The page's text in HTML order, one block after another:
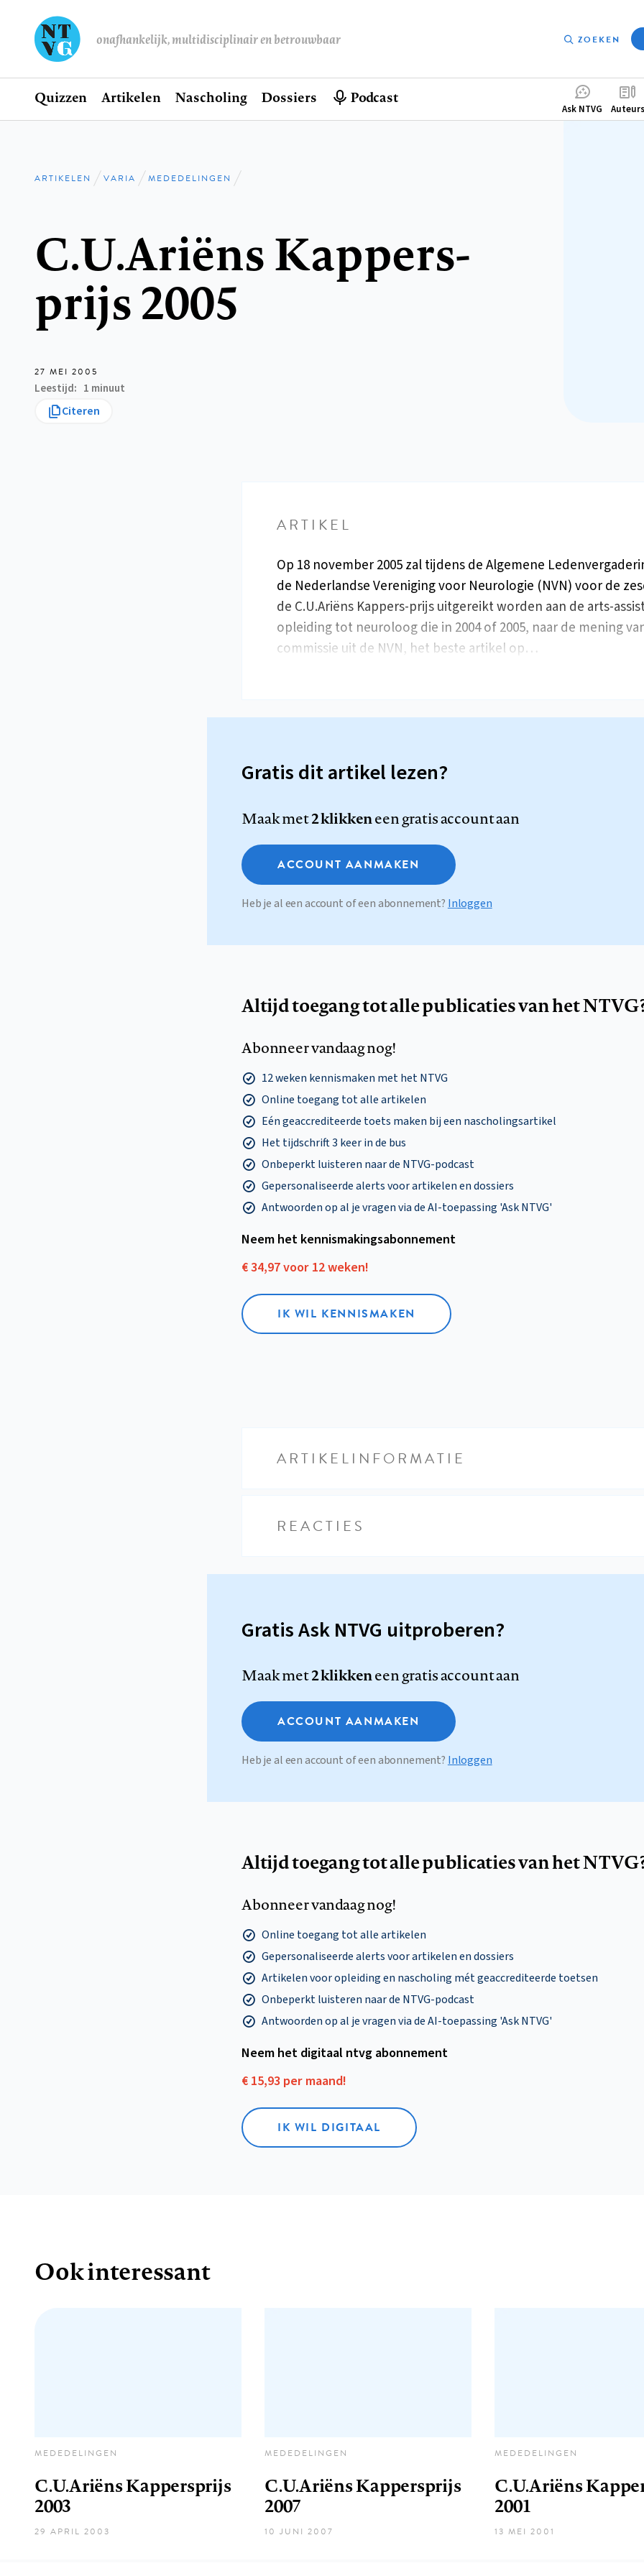
onafhankelijk, multidisciplinair en betrouwbaar ZOEKEN
Hoofdnavigatie
Home
Quizzen Artikelen Nascholing Dossiers Podcast
Ask NTVG Auteurs
Kruimelpad
ARTIKELEN VARIA MEDEDELINGEN
C.U.Ariëns Kappers-
prijs 2005
27 MEI 2005
Leestijd 1 minuut
Citeren
ARTIKEL
Op 18 november 2005 zal tijdens de Algemene
de Nederlandse Vereniging voor Neurologie (NVN) voor de
de C.U.Ariëns Kappers-prijs uitgereikt worden aan de arts-
opleiding tot neuroloog die in 2004 of 2005, naar de mening
commissie uit de NVN, het beste artikel op…
Gratis dit artikel lezen?
Maak met2 klikkeneen gratis account aan
ACCOUNT AANMAKEN
Heb je al een account of een abonnement? Inloggen
Altijd toegang tot alle publicaties van het
Abonneer vandaag nog!
12 weken kennismaken met het NTVG
Online toegang tot alle artikelen
Eén geaccrediteerde toets maken bij een nascholingsartikel
Het tijdschrift 3 keer in de bus
Onbeperkt luisteren naar de NTVG-podcast
Gepersonaliseerde alerts voor artikelen en dossiers
Antwoorden op al je vragen via de AI-toepassing 'Ask NTVG'
Neem het kennismakings­abonnement
€ 34,97 voor 12 weken!
IK WIL KENNISMAKEN
ARTIKELINFORMATIE
REACTIES
Gratis Ask NTVG uitproberen?
Maak met2 klikkeneen gratis account aan
ACCOUNT AANMAKEN
Heb je al een account of een abonnement? Inloggen
Altijd toegang tot alle publicaties van het
Abonneer vandaag nog!
Online toegang tot alle artikelen
Gepersonaliseerde alerts voor artikelen en dossiers
Artikelen voor opleiding en nascholing mét geaccrediteerde toetsen
Onbeperkt luisteren naar de NTVG-podcast
Antwoorden op al je vragen via de AI-toepassing 'Ask NTVG'
Neem het digitaal ntvg abonnement
€ 15,93 per maand!
IK WIL DIGITAAL
Ook interessant
MEDEDELINGEN
C.U.Ariëns Kappersprijs
2003
29 APRIL 2003
MEDEDELINGEN
C.U.Ariëns Kappersprijs
2007
10 JUNI 2007
MEDEDELINGEN
C.U.Ariëns
2001
13 MEI 2001